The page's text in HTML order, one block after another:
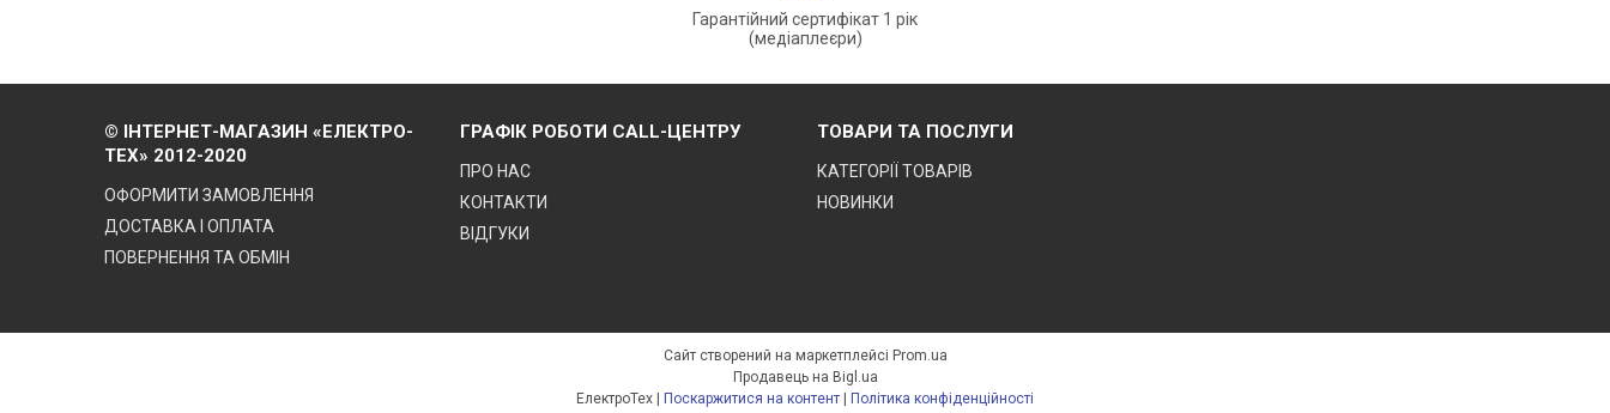
Гарантійний сертифікат 1 рік
(медіаплеєри)
© ІНТЕРНЕТ-МАГАЗИН «ЕЛЕКТРО-
ТЕХ» 2012-2020
ОФОРМИТИ ЗАМОВЛЕННЯ
ДОСТАВКА І ОПЛАТА
ПОВЕРНЕННЯ ТА ОБМІН
ГРАФІК РОБОТИ CALL-ЦЕНТРУ
ПРО НАС
КОНТАКТИ
ВІДГУКИ
ТОВАРИ ТА ПОСЛУГИ
КАТЕГОРІЇ ТОВАРІВ
НОВИНКИ
Сайт створений на маркетплейсі Prom.ua
Продавець на Bigl.ua
Поскаржитися на контент Політика конфіденційності